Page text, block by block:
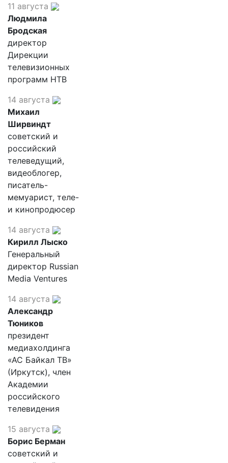
11 августа
Людмила
Бродская
директор
Дирекции
телевизионных
программ НТВ
14 августа
Михаил
Ширвиндт
советский и
российский
телеведущий,
видеоблогер,
писатель-
мемуарист, теле-
и кинопродюсер
14 августа
Кирилл Лыско
Генеральный
директор Russian
Media Ventures
14 августа
Александр
Тюников
президент
медиахолдинга
«АС Байкал ТВ»
(Иркутск), член
Академии
российского
телевидения
15 августа
Борис Берман
советский и